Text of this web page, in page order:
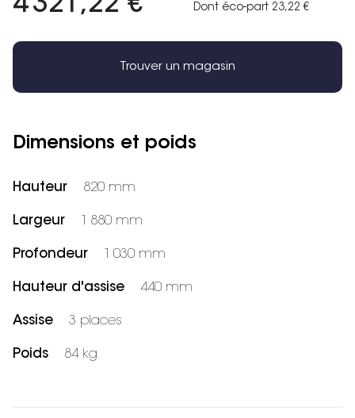
4 321,22 € Dont éco-part 23,22 €
Trouver un magasin
Dimensions et poids
Hauteur 820 mm
Largeur 1 880 mm
Profondeur 1 030 mm
Hauteur d'assise 440 mm
Assise 3 places
Poids 84 kg